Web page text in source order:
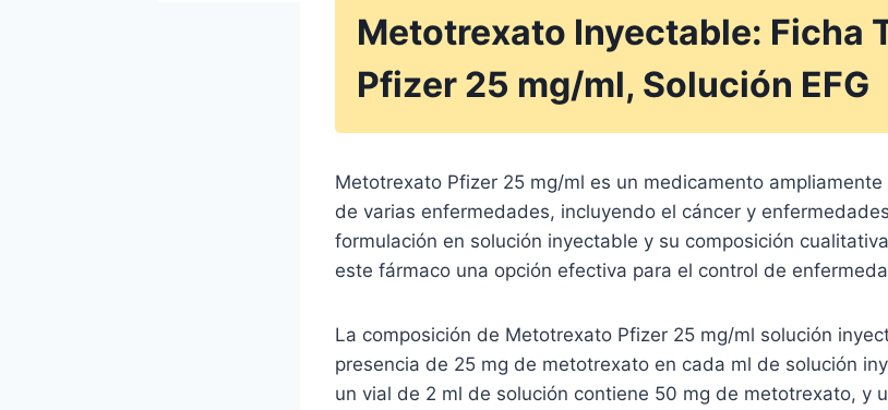
Metotrexato Inyectable: Ficha
Pfizer 25 mg/ml, Solución EFG
Metotrexato Pfizer 25 mg/ml es un medicamento
de varias enfermedades, incluyendo el cáncer y
formulación en solución inyectable y su composición
este fármaco una opción efectiva para el control de
La composición de Metotrexato Pfizer 25 mg/ml solución
presencia de 25 mg de metotrexato en cada ml de solución
un vial de 2 ml de solución contiene 50 mg de metotrexato, y